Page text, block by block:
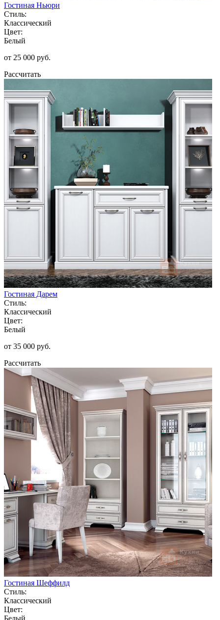
Гостиная Ньюри
Стиль:
Классический
Цвет:
Белый
от 25 000 руб.
Рассчитать
Гостиная Дарем
Стиль:
Классический
Цвет:
Белый
от 35 000 руб.
Рассчитать
Гостиная Шеффилд
Стиль:
Классический
Цвет:
Белый